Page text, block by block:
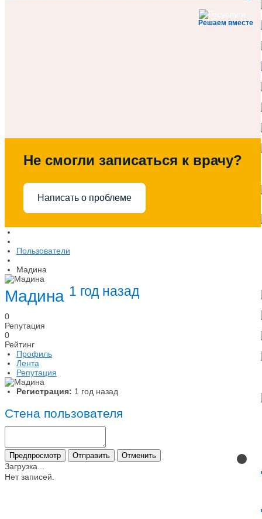
Решаем вместе
Не смогли записаться к врачу?
Написать о проблеме
Пользователи
Мадина
Мадина 1 год назад
0
Репутация
0
Рейтинг
Профиль
Лента
Репутация
Регистрация: 1 год назад
Стена пользователя
Загрузка...
Нет записей.